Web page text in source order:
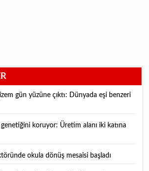
okula dönüş mesaisi başladı